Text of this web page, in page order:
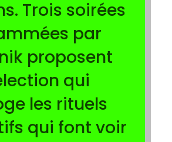
Trois soirées
par
proposent
qui
les rituels
qui font voir
DU FMAC